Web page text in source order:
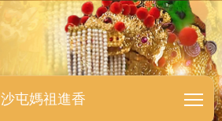
香全紀錄
屯媽祖進香